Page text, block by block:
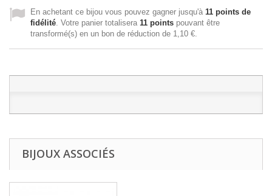
En achetant ce bijou vous pouvez gagner jusqu'à 11 points de
fidélité. Votre panier totalisera 11 points pouvant être
transformé(s) en un bon de réduction de 1,10 €.
BIJOUX ASSOCIÉS